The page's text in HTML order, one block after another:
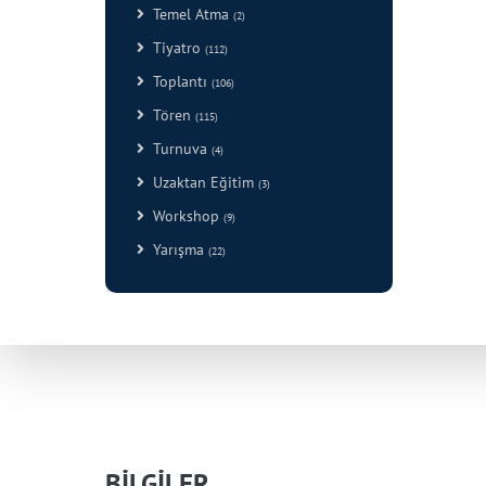
Temel Atma (2)
Tiyatro (112)
Toplantı (106)
Tören (115)
Turnuva (4)
Uzaktan Eğitim (3)
Workshop (9)
Yarışma (22)